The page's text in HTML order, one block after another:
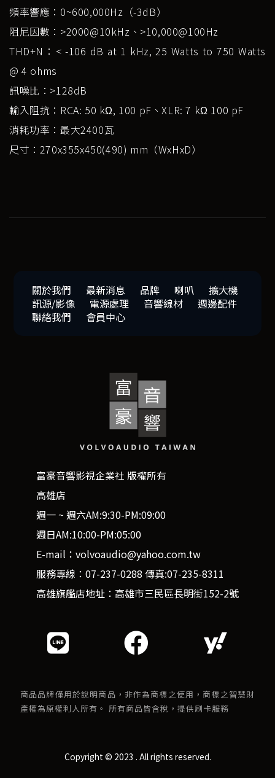
頻率響應：0~600,000Hz（-3dB）
阻尼因數：>2000@10kHz、>10,000@100Hz
THD+N：< -106 dB at 1 kHz, 25 Watts to 750 Watts
@ 4 ohms
訊噪比：>128dB
輸入阻抗：RCA: 50 kΩ, 100 pF、XLR: 7 kΩ 100 pF
消耗功率：最大2400瓦
尺寸：270x355x450(490) mm（WxHxD）
關於我們 最新消息 品牌 喇叭
擴大機
訊源/影像
電源處理 音響線材
週邊配件
聯絡我們
會員中心
富豪音響影視企業社 版權所有
高雄店
週一 ~ 週六AM:9:30-PM:09:00
週日AM:10:00-PM:05:00
E-mail：volvoaudio@yahoo.com.tw
服務專線：07-237-0288 傳真:07-235-8311
高雄旗艦店地址：高雄市三民區長明街152-2號
商品品牌僅用於說明商品，非作為商標之使用，商標之智慧財
產權為原權利人所有。 所有商品皆含稅，提供刷卡服務
Copyright © 2023 . All rights reserved.